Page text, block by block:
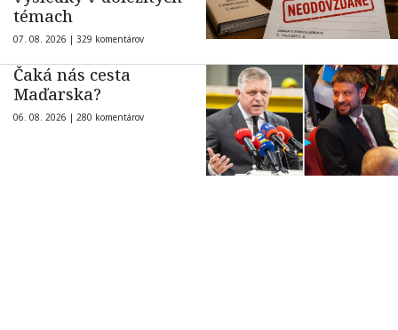
témach
07. 08. 2026 | 329 komentárov
Čaká nás cesta
Maďarska?
06. 08. 2026 | 280 komentárov